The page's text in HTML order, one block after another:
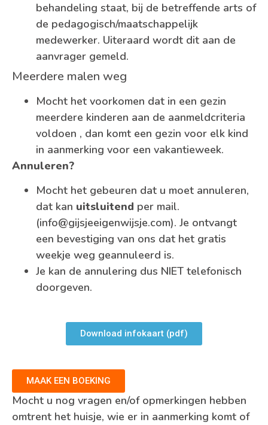
behandeling staat, bij de betreffende arts of
de pedagogisch/maatschappelijk
medewerker. Uiteraard wordt dit aan de
aanvrager gemeld.
Meerdere malen weg
Mocht het voorkomen dat in een gezin
meerdere kinderen aan de aanmeldcriteria
voldoen , dan komt een gezin voor elk kind
in aanmerking voor een vakantieweek.
Annuleren?
Mocht het gebeuren dat u moet annuleren,
dat kan uitsluitend per mail.
(info@gijsjeeigenwijsje.com). Je ontvangt
een bevestiging van ons dat het gratis
weekje weg geannuleerd is.
Je kan de annulering dus NIET telefonisch
doorgeven.
Download infokaart (pdf)
MAAK EEN BOEKING
Mocht u nog vragen en/of opmerkingen hebben
omtrent het huisje, wie er in aanmerking komt of